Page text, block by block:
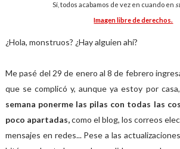
Sí, todos acabamos de vez en cuando en
Imagen libre de derechos.
¿Hola, monstruos? ¿Hay alguien ahí?
Me pasé del 29 de enero al 8 de febrero
que se complicó y, aunque ya estoy por
semana ponerme las pilas con todas las
poco apartadas,como el blog, los correos
mensajes en redes... Pese a las